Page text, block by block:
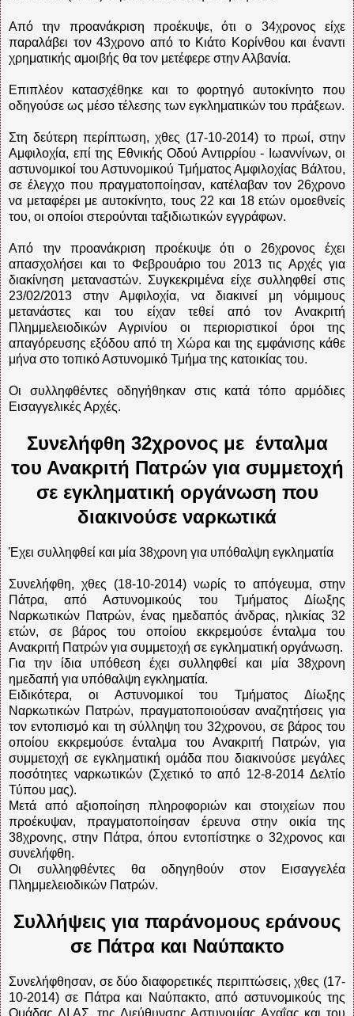
Από την προανάκριση προέκυψε, ότι ο 34χρονος είχε
παραλάβει τον 43χρονο από το Κιάτο Κορίνθου και έναντι
χρηματικής αμοιβής θα τον μετέφερε στην Αλβανία.
Επιπλέον κατασχέθηκε και το φορτηγό αυτοκίνητο που
οδηγούσε ως μέσο τέλεσης των εγκληματικών του πράξεων.
Στη δεύτερη περίπτωση, χθες (17-10-2014) το πρωί, στην
Αμφιλοχία, επί της Εθνικής Οδού Αντιρρίου - Ιωαννίνων, οι
αστυνομικοί του Αστυνομικού Τμήματος Αμφιλοχίας Βάλτου,
σε έλεγχο που πραγματοποίησαν, κατέλαβαν τον 26χρονο
να μεταφέρει με αυτοκίνητο, τους 22 και 18 ετών ομοεθνείς
του, οι οποίοι στερούνται ταξιδιωτικών εγγράφων.
Από την προανάκριση προέκυψε ότι ο 26χρονος έχει
απασχολήσει και το Φεβρουάριο του 2013 τις Αρχές για
διακίνηση μεταναστών. Συγκεκριμένα είχε συλληφθεί στις
23/02/2013 στην Αμφιλοχία, να διακινεί μη νόμιμους
μετανάστες και του είχαν τεθεί από τον Ανακριτή
Πλημμελειοδικών Αγρινίου οι περιοριστικοί όροι της
απαγόρευσης εξόδου από τη Χώρα και της εμφάνισης κάθε
μήνα στο τοπικό Αστυνομικό Τμήμα της κατοικίας του.
Οι συλληφθέντες οδηγήθηκαν στις κατά τόπο αρμόδιες
Εισαγγελικές Αρχές.
Συνελήφθη 32χρονος με ένταλμα
του Ανακριτή Πατρών για συμμετοχή
σε εγκληματική οργάνωση που
διακινούσε ναρκωτικά
Έχει συλληφθεί και μία 38χρονη για υπόθαλψη εγκληματία
Συνελήφθη, χθες (18-10-2014) νωρίς το απόγευμα, στην
Πάτρα, από Αστυνομικούς του Τμήματος Δίωξης
Ναρκωτικών Πατρών, ένας ημεδαπός άνδρας, ηλικίας 32
ετών, σε βάρος του οποίου εκκρεμούσε ένταλμα του
Ανακριτή Πατρών για συμμετοχή σε εγκληματική οργάνωση.
Για την ίδια υπόθεση έχει συλληφθεί και μία 38χρονη
ημεδαπή για υπόθαλψη εγκληματία.
Ειδικότερα, οι Αστυνομικοί του Τμήματος Δίωξης
Ναρκωτικών Πατρών, πραγματοποιούσαν αναζητήσεις για
τον εντοπισμό και τη σύλληψη του 32χρονου, σε βάρος του
οποίου εκκρεμούσε ένταλμα του Ανακριτή Πατρών, για
συμμετοχή σε εγκληματική ομάδα που διακινούσε μεγάλες
ποσότητες ναρκωτικών (Σχετικό το από 12-8-2014 Δελτίο
Τύπου μας).
Μετά από αξιοποίηση πληροφοριών και στοιχείων που
προέκυψαν, πραγματοποίησαν έρευνα στην οικία της
38χρονης, στην Πάτρα, όπου εντοπίστηκε ο 32χρονος και
συνελήφθη.
Οι συλληφθέντες θα οδηγηθούν στον Εισαγγελέα
Πλημμελειοδικών Πατρών.
Συλλήψεις για παράνομους εράνους
σε Πάτρα και Ναύπακτο
Συνελήφθησαν, σε δύο διαφορετικές περιπτώσεις, χθες (17-
10-2014) σε Πάτρα και Ναύπακτο, από αστυνομικούς της
Ομάδας ΔΙ.ΑΣ. της Διεύθυνσης Αστυνομίας Αχαΐας και του